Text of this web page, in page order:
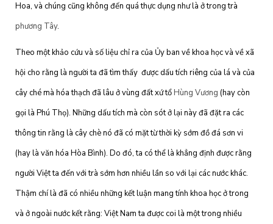
Hoa, và chúng cũng không đến quá thực dụng như là ở trong trà
phương Tây.
Theo một khảo cứu và số liệu chỉ ra của Ủy ban về khoa học và về xã
hội cho rằng là người ta đã tìm thấy được dấu tích riêng của lá và của
cây ché mà hóa thạch đã lâu ở vùng đất xứ tổ Hùng Vương (hay còn
gọi là Phú Thọ). Những dấu tích mà còn sót ở lại này đã đặt ra các
thông tin rằng là cây chè nó đã có mặt từ thời kỳ sớm đồ đá sơn vi
(hay là văn hóa Hòa Bình). Do đó, ta có thể là khẳng định được rằng
người Việt ta đến với trà sớm hơn nhiều lần so với lại các nước khác.
Thậm chí là đã có nhiều những kết luận mang tính khoa học ở trong
và ở ngoài nước kết rằng: Việt Nam ta được coi là một trong nhiều